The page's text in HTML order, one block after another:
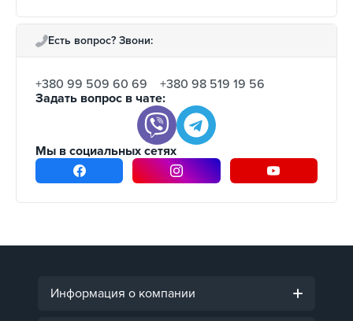
Есть вопрос? Звони:
+380 99 509 60 69
+380 98 519 19 56
Задать вопрос в чате:
Мы в социальных сетях
Информация о компании